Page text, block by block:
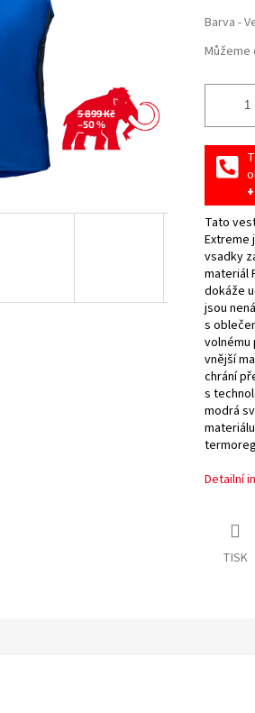
5 899 Kč
–50 %
Barva -
Můžeme
Tato
Extreme
vsadky
materiál
dokáže
jsou
s
volnému
vnější
chrání
s
modrá
Detailní
TISK